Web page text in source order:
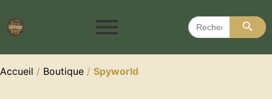
Search
for:
Search
Accueil / Boutique / Spyworld